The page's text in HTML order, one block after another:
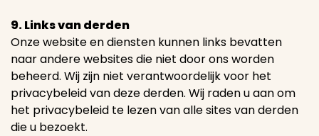
9. Links van derden
Onze website en diensten kunnen links bevatten
naar andere websites die niet door ons worden
beheerd. Wij zijn niet verantwoordelijk voor het
privacybeleid van deze derden. Wij raden u aan om
het privacybeleid te lezen van alle sites van derden
die u bezoekt.